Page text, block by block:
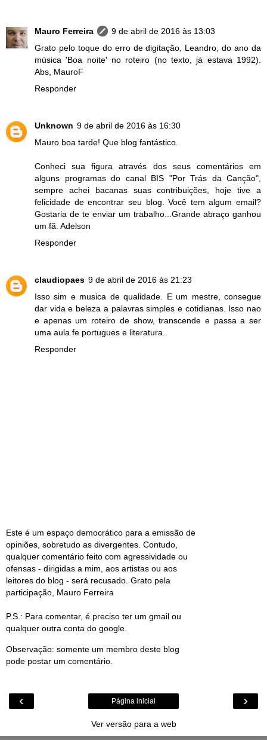
Mauro Ferreira
9 de abril de 2016 às 13:03
Grato pelo toque do erro de digitação, Leandro, do ano da
música 'Boa noite' no roteiro (no texto, já estava 1992).
Abs, MauroF
Responder
Unknown 9 de abril de 2016 às 16:30
Mauro boa tarde! Que blog fantástico.
Conheci sua figura através dos seus comentários em
alguns programas do canal BIS "Por Trás da Canção",
sempre achei bacanas suas contribuições, hoje tive a
felicidade de encontrar seu blog. Você tem algum email?
Gostaria de te enviar um trabalho...Grande abraço ganhou
um fã. Adelson
Responder
claudiopaes 9 de abril de 2016 às 21:23
Isso sim e musica de qualidade. E um mestre, consegue
dar vida e beleza a palavras simples e cotidianas. Isso nao
e apenas um roteiro de show, transcende e passa a ser
uma aula fe portugues e literatura.
Responder
Este é um espaço democrático para a emissão de
opiniões, sobretudo as divergentes. Contudo,
qualquer comentário feito com agressividade ou
ofensas - dirigidas a mim, aos artistas ou aos
leitores do blog - será recusado. Grato pela
participação, Mauro Ferreira
P.S.: Para comentar, é preciso ter um gmail ou
qualquer outra conta do google.
Observação: somente um membro deste blog
pode postar um comentário.
‹ ›
Página inicial
Ver versão para a web